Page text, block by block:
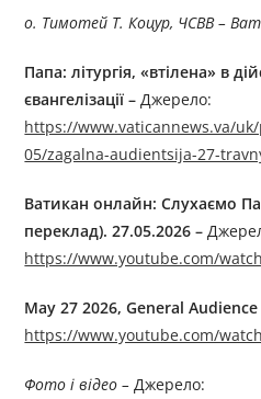
о. Тимотей Т. Коцур, ЧСВВ –
Папа: літургія, «втілена» в
євангелізації –Джерелo:
https://www.vaticannews.va/
05/zagalna-audientsija-27-
Ватикан онлайн: Слухаємо
переклад). 27.05.2026 –
https://www.youtube.com/
May 27 2026, General
https://www.youtube.com/
Фото і відео – Джерелo: